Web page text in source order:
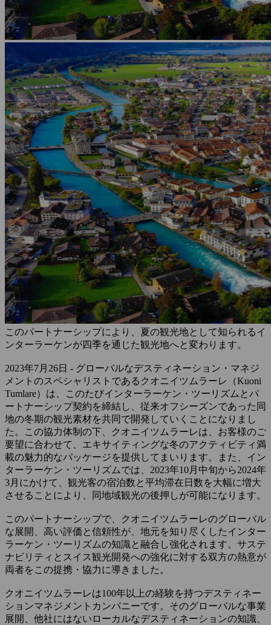
このパートナーシップにより、夏の観光地として知られるイ
ンターラーケンが四季を通じた観光地へと変わります。
2023年7月26日 - グローバルなデスティネーション・マネジ
メントのスペシャリストであるクオニイツムラーレ（Kuoni
Tumlare）は、このたびインターラーケン・ツーリズムとパ
ートナーシップ契約を締結し、従来オフシーズンであった同
地の冬期の観光素材を共同で開発していくことになりまし
た。この協力体制の下、クオニイツムラーレは、お客様のご
要望に合わせて、エキサイティングな冬のアクティビティ満
載の魅力的なパッケージを提供してまいります。また、イン
ターラーケン・ツーリズムでは、2023年10月中旬から2024年
3月にかけて、観光客の宿泊数と平均滞在日数を大幅に増大
させることにより、同地域観光の後押しが可能になります。
このパートナーシップで、クオニイツムラーレのグローバル
な展開、高い評価と信頼性が、地元を知り尽くしたインター
ラーケン・ツーリズムの知識と融合し強化されます。サステ
ナビリティとスイス観光開発への強化に対する双方の熱意が
両者をこの提携・協力に導きました。
クオニイツムラーレは100年以上の経験を持つデスティネー
ションマネジメントカンパニーです。そのグローバルな事業
展開、他社にはないローカルなデスティネーションの知識、